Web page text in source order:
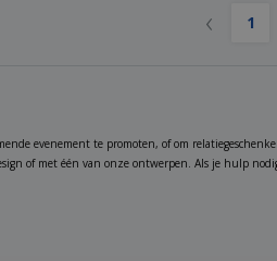
‹ 1
evenement te promoten, of om
of met één van onze ontwerpen. Als je hulp